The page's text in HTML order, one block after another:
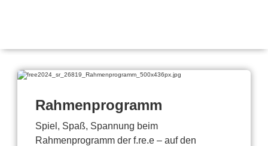
Rahmenprogramm
Spiel, Spaß, Spannung beim
Rahmenprogramm der f.re.e – auf den